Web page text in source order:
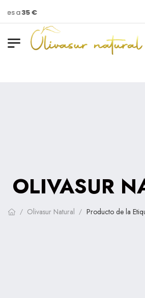
a35 €
OLIVASUR
/ Olivasur Natural / Producto de la